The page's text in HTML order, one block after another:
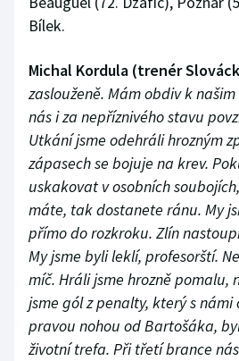
Bílek.
Michal Kordula (trenér
zaslouženě. Mám obdiv k
nás i za nepříznivého stavu
Utkání jsme odehráli hrozným
zápasech se bojuje na krev.
uskakovat v osobních
máte, tak dostanete ránu. My
přímo do rozkroku. Zlín
My jsme byli leklí, profesorští.
míč. Hráli jsme hrozně pomalu,
jsme gól z penalty, který s námi
pravou nohou od Bartošáka,
životní trefa. Při třetí brance